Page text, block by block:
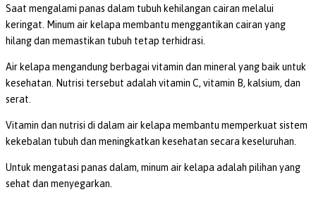
Saat mengalami panas dalam tubuh kehilangan cairan melalui
keringat. Minum air kelapa membantu menggantikan cairan yang
hilang dan memastikan tubuh tetap terhidrasi.
Air kelapa mengandung berbagai vitamin dan mineral yang baik untuk
kesehatan. Nutrisi tersebut adalah vitamin C, vitamin B, kalsium, dan
serat.
Vitamin dan nutrisi di dalam air kelapa membantu memperkuat sistem
kekebalan tubuh dan meningkatkan kesehatan secara keseluruhan.
Untuk mengatasi panas dalam, minum air kelapa adalah pilihan yang
sehat dan menyegarkan.